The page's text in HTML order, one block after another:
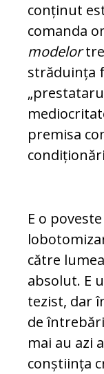
conținut
comanda
modelor
străduința
premisa
E o
către
absolut. E
tezist, dar
de
mai au azi
conștiința